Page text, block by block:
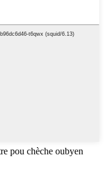
pou chèche oubyen